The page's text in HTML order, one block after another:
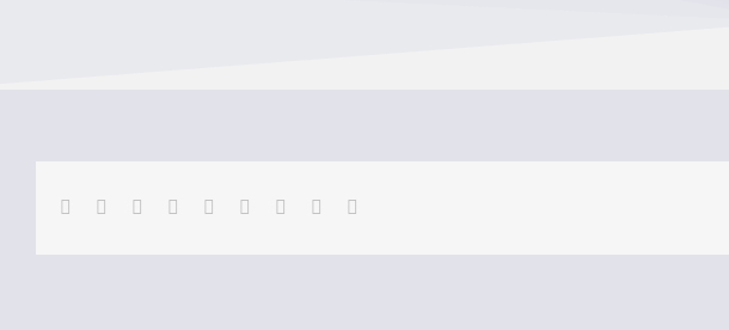
Facebook
Twitter
Reddit
LinkedIn
WhatsApp
Tumblr
Pinterest